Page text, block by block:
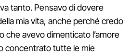
tanto. Pensavo di dovere
mia vita, anche perché credo
che avevo dimenticato l’amore
concentrato tutte le mie